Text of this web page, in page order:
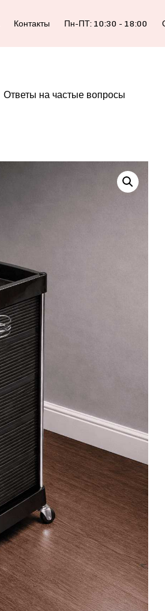
Контакты Пн-ПТ: 10:30 - 18:00
Ответы на частые вопросы